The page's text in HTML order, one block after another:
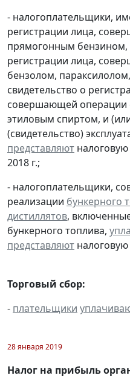
- налогоплательщики,
регистрации лица,
прямогонным бензином,
регистрации лица,
бензолом,
свидетельство о
совершающей операции
этиловым спиртом, и
(свидетельство)
представляют налоговую
2018 г.;
- налогоплательщики,
реализации бункерного
дистиллятов,
бункерного топлива,
представляют
Торговый сбор:
- плательщики
28 января 2019
Налог на прибыль